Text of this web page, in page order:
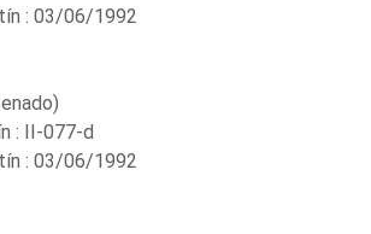
: 03/06/1992
: II-077-d
: 03/06/1992